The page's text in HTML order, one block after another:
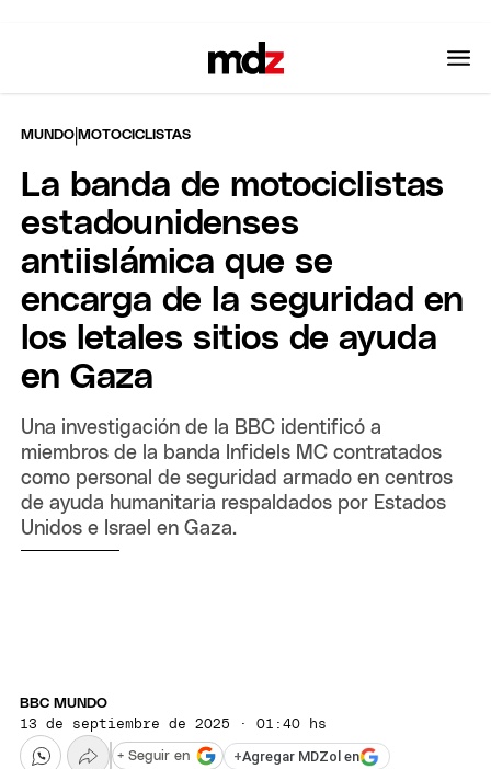
MUNDO |MOTOCICLISTAS
La banda de motociclistas
estadounidenses
antiislámica que se
encarga de la seguridad en
los letales sitios de ayuda
en Gaza
Una investigación de la BBC identificó a
miembros de la banda Infidels MC contratados
como personal de seguridad armado en centros
de ayuda humanitaria respaldados por Estados
Unidos e Israel en Gaza.
BBC MUNDO
13 de septiembre de 2025 · 01:40 hs
+Agregar MDZol en
+ Seguir en